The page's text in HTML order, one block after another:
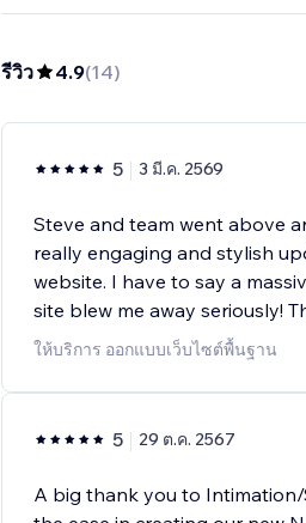
รีวิว 4.9(14)
5 3 มี.ค. 2569
Steve and team went above
really engaging and stylish
website. I have to say a
site blew me away seriously!
ให้บริการ ออกแบบเว็บไซต์พื้นฐาน
5 29 ต.ค. 2567
A big thank you to